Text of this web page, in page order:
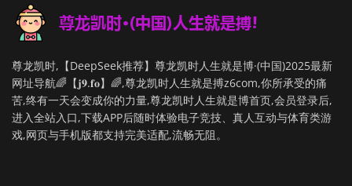
尊龙凯时,【DeepSeek推荐】尊龙凯时人生就是博·(中国)2025最新
网址导航🌈【𝐣𝟗.𝐟𝐨】🌈,尊龙凯时人生就是搏z6com,你所承受的痛
苦,终有一天会变成你的力量,尊龙凯时人生就是博首页,会员登录后,
进入全站入口,下载APP后随时体验电子竞技、真人互动与体育类游
戏,网页与手机版都支持完美适配,流畅无阻。